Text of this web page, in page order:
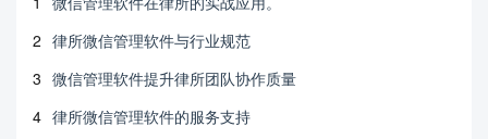
2 律所微信管理软件与行业规范
3 微信管理软件提升律所团队协作质量
4 律所微信管理软件的服务支持